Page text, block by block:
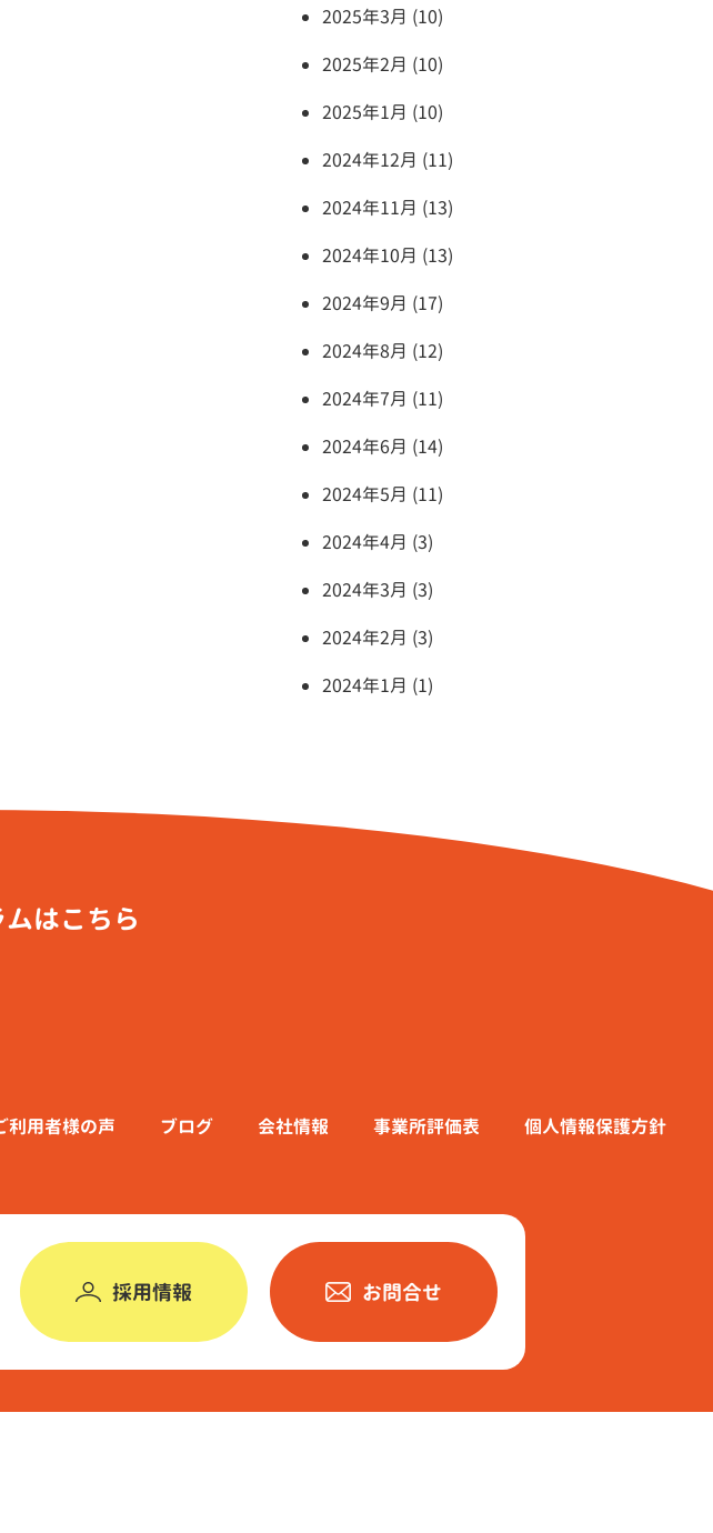
2025年3月 (10)
2025年2月 (10)
2025年1月 (10)
2024年12月 (11)
2024年11月 (13)
2024年10月 (13)
2024年9月 (17)
2024年8月 (12)
2024年7月 (11)
2024年6月 (14)
2024年5月 (11)
2024年4月 (3)
2024年3月 (3)
2024年2月 (3)
2024年1月 (1)
はこちら
利用者様の声 ブログ 会社情報 事業所評価表 個人情報保護方針
採用情報 お問合せ